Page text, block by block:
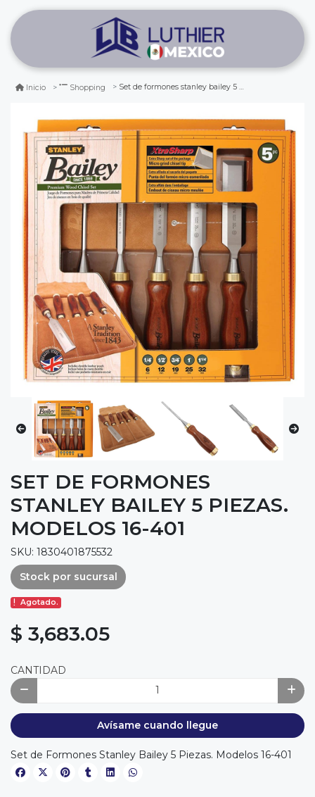
Inicio Shopping Set de formones stanley bailey 5 piezas. modelos 16-401
SET DE FORMONES
STANLEY BAILEY 5 PIEZAS.
MODELOS 16-401
SKU: 1830401875532
Stock por sucursal
Agotado.
$ 3,683.05
CANTIDAD
Avísame cuando llegue
Set de Formones Stanley Bailey 5 Piezas. Modelos 16-401